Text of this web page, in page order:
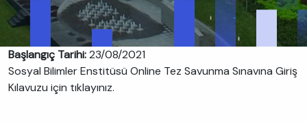
Başlangıç Tarihi:23/08/2021
Sosyal Bilimler Enstitüsü Online Tez Savunma Sınavına Giriş
Kılavuzu için tıklayınız.